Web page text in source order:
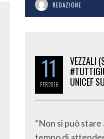
REDAZIONE
11
FEB2016
VEZZALI
UNICEF
“Non si può